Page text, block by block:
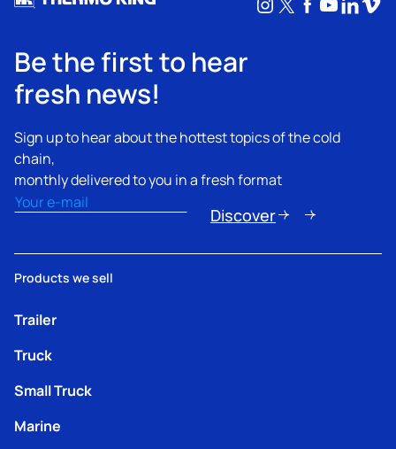
Be the first to hear
fresh news!
Sign up to hear about the hottest topics of the cold
chain,
monthly delivered to you in a fresh format
Email(Nécessaire)
Discover
Products we sell
Trailer
Truck
Small Truck
Marine